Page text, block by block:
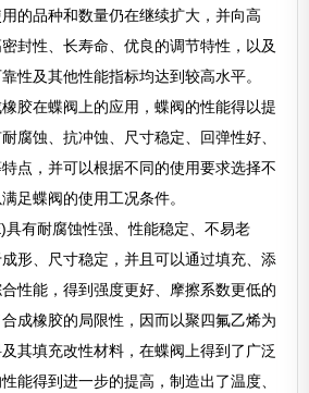
的品种和数量仍在继续扩大，并向高
封性、长寿命、优良的调节特性，以及
性及其他性能指标均达到较高水平。
胶在蝶阀上的应用，蝶阀的性能得以提
腐蚀、抗冲蚀、尺寸稳定、回弹性好、
点，并可以根据不同的使用要求选择不
足蝶阀的使用工况条件。
具有耐腐蚀性强、性能稳定、不易老
形、尺寸稳定，并且可以通过填充、添
性能，得到强度更好、摩擦系数更低的
成橡胶的局限性，因而以聚四氟乙烯为
其填充改性材料，在蝶阀上得到了广泛
能得到进一步的提高，制造出了温度、